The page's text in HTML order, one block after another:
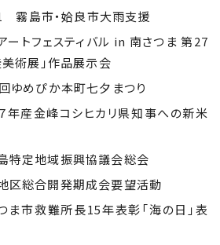
霧島市・姶良市大雨支援
トフェスティバル in 南さつま 第27
術展」作品展示会
めぴか本町七夕まつり
産金峰コシヒカリ県知事への新米
定地域振興協議会総会
総合開発期成会要望活動
市救難所長15年表彰「海の日」表